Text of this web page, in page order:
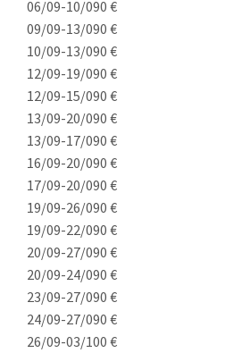
06/09-10/090 €
09/09-13/090 €
10/09-13/090 €
12/09-19/090 €
12/09-15/090 €
13/09-20/090 €
13/09-17/090 €
16/09-20/090 €
17/09-20/090 €
19/09-26/090 €
19/09-22/090 €
20/09-27/090 €
20/09-24/090 €
23/09-27/090 €
24/09-27/090 €
26/09-03/100 €